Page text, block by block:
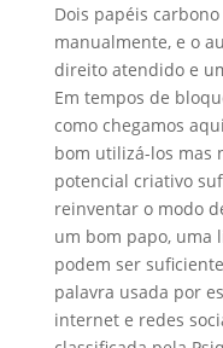
Dois papéis
manualmente, e o
direito atendido e
Em tempos de
como chegamos
bom utilizá-los mas
potencial criativo
reinventar o modo
um bom papo, uma
podem ser
palavra usada por
internet e redes